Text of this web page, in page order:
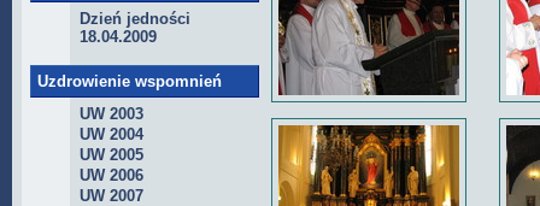
Dzień jedności
18.04.2009
Uzdrowienie wspomnień
UW 2003
UW 2004
UW 2005
UW 2006
UW 2007